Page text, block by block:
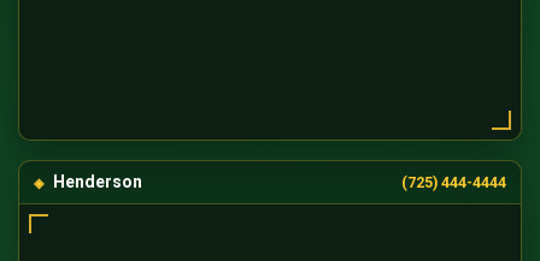
Henderson (725) 444-4444